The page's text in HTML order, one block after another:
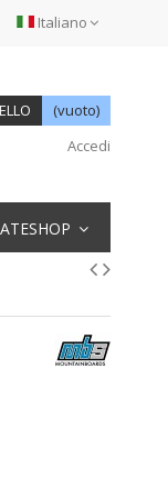
Italiano
(vuoto)
Accedi